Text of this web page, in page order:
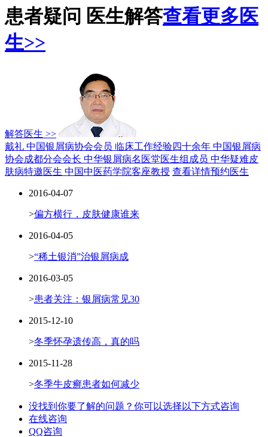
患者疑问 医生解答查看更多医
生>>
解答医生 >>
戴礼 中国银屑病协会会员 临床工作经验四十余年 中国银屑病
协会成都分会会长 中华银屑病名医堂医生组成员 中华疑难皮
肤病特邀医生 中国中医药学院客座教授 查看详情预约医生
2016-04-07
>偏方横行，皮肤健康谁来
2016-04-05
>“稀土银消”治银屑病成
2016-03-05
>患者关注：银屑病常见30
2015-12-10
>冬季怀孕遗传高，真的吗
2015-11-28
>冬季牛皮癣患者如何减少
没找到你要了解的问题？你可以选择以下方式咨询
在线咨询
QQ咨询